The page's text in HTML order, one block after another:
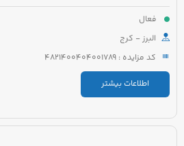
فعال
البرز - کرج
کد مزایده : 4821400404001789
اطلاعات بیشتر